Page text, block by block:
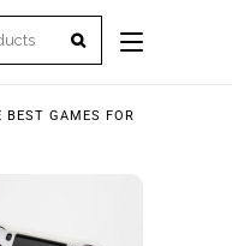
BEST GAMES FOR